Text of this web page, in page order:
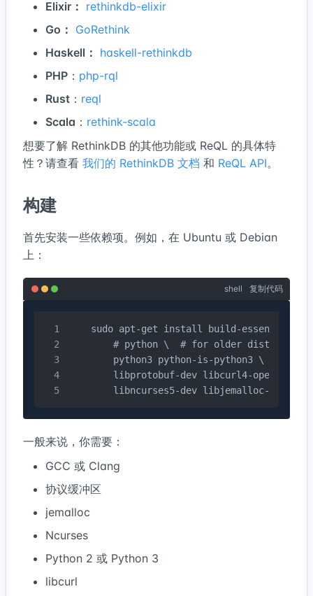
Elixir： rethinkdb-elixir
Go： GoRethink
Haskell： haskell-rethinkdb
PHP ： php-rql
Rust ： reql
Scala ： rethink-scala
想要了解 RethinkDB 的其他功能或 ReQL 的具体特
性？请查看 我们的 RethinkDB 文档 和 ReQL API。
构建
首先安装一些依赖项。例如，在 Ubuntu 或 Debian
上：
shell 复制代码
sudo apt-get install build-essential
        # python \  # for older distros
        python3 python-is-python3 \
libprotobuf-dev libcurl4-openssl-
libncurses5-dev libjemalloc-dev
一般来说，你需要：
GCC 或 Clang
协议缓冲区
jemalloc
Ncurses
Python 2 或 Python 3
libcurl